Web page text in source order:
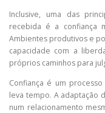
Inclusive, uma das
recebida é a confiança
Ambientes produtivos e
capacidade com a
próprios caminhos para
Confiança é um
leva tempo. A adaptação
num relacionamento